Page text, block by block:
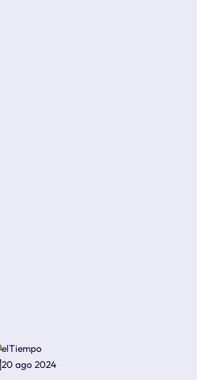
elTiempo
20 ago 2024